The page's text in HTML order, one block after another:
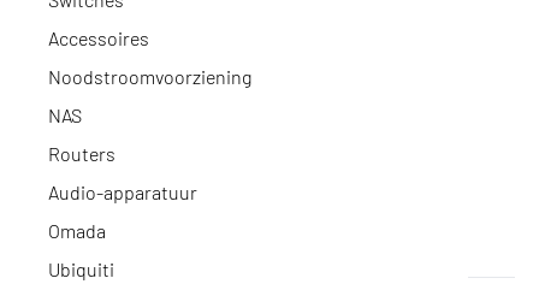
Accessoires
Noodstroomvoorziening
NAS
Routers
Audio-apparatuur
Omada
Ubiquiti